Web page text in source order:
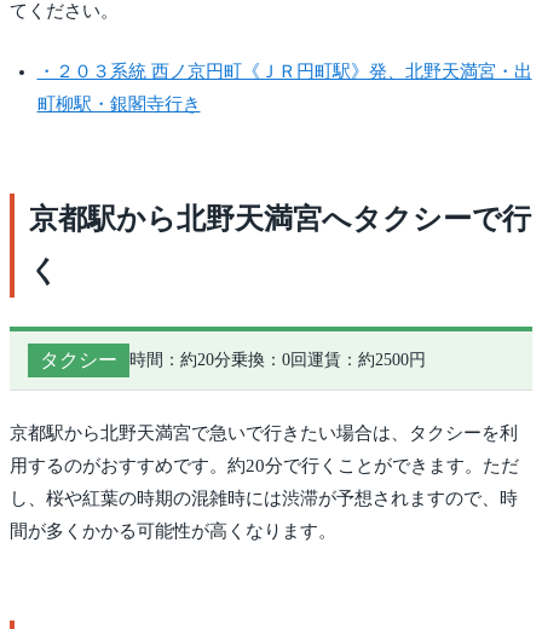
てください。
・２０３系統 西ノ京円町《ＪＲ円町駅》発、北野天満宮・出
町柳駅・銀閣寺行き
京都駅から北野天満宮へタクシーで行
く
タクシー 時間：約20分乗換：0回運賃：約2500円
京都駅から北野天満宮で急いで行きたい場合は、タクシーを利
用するのがおすすめです。約20分で行くことができます。ただ
し、桜や紅葉の時期の混雑時には渋滞が予想されますので、時
間が多くかかる可能性が高くなります。